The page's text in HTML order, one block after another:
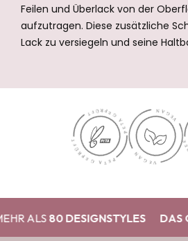
Feilen und Überlack von der
aufzutragen. Diese zusätzliche
Lack zu versiegeln und seine
ALS80 DESIGNSTYLES DAS